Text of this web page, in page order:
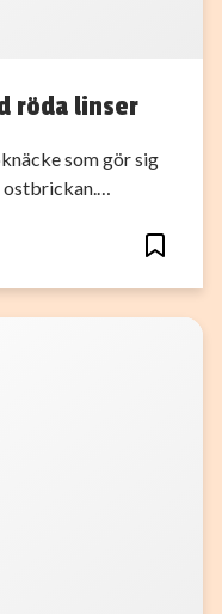
röda linser
som gör sig